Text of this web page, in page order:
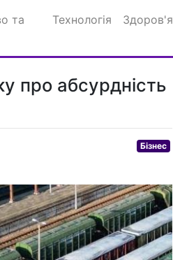
та
Технологія Здоров'я
про абсурдність
Бізнес